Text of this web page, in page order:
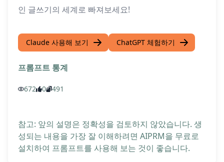
인 글쓰기의 세계로 빠져보세요!
Claude 사용해 보기 ChatGPT 체험하기
프롬프트 통계
672 0 491
참고: 앞의 설명은 정확성을 검토하지 않았습니다. 생
성되는 내용을 가장 잘 이해하려면 AIPRM을 무료로
설치하여 프롬프트를 사용해 보는 것이 좋습니다.